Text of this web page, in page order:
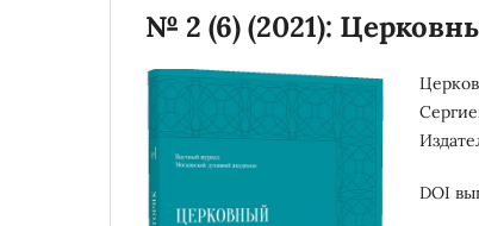
№ 2 (6) (2021):
DOI